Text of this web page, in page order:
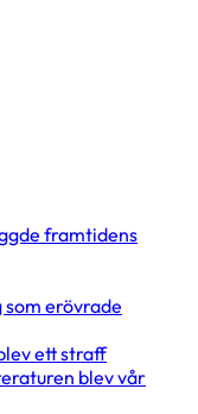
framtidens
som erövrade
ett straff
blev vår